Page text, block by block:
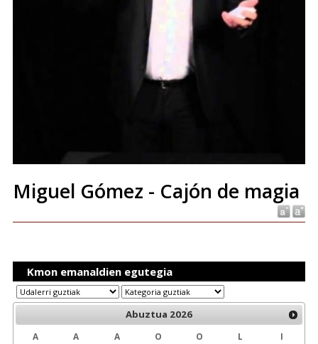
Miguel Gómez - Cajón de magia
Kmon emanaldien egutegia
Abuztua 2026
A A A O O L
I